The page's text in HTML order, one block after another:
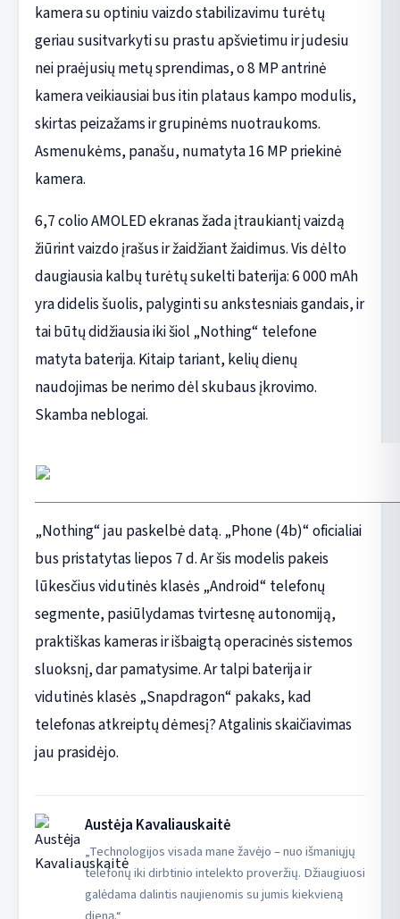
kamera su optiniu vaizdo stabilizavimu turėtų
geriau susitvarkyti su prastu apšvietimu ir judesiu
nei praėjusių metų sprendimas, o 8 MP antrinė
kamera veikiausiai bus itin plataus kampo modulis,
skirtas peizažams ir grupinėms nuotraukoms.
Asmenukėms, panašu, numatyta 16 MP priekinė
kamera.
6,7 colio AMOLED ekranas žada įtraukiantį vaizdą
žiūrint vaizdo įrašus ir žaidžiant žaidimus. Vis dėlto
daugiausia kalbų turėtų sukelti baterija: 6 000 mAh
yra didelis šuolis, palyginti su ankstesniais gandais, ir
tai būtų didžiausia iki šiol „Nothing“ telefone
matyta baterija. Kitaip tariant, kelių dienų
naudojimas be nerimo dėl skubaus įkrovimo.
Skamba neblogai.
„Nothing“ jau paskelbė datą. „Phone (4b)“ oficialiai
bus pristatytas liepos 7 d. Ar šis modelis pakeis
lūkesčius vidutinės klasės „Android“ telefonų
segmente, pasiūlydamas tvirtesnę autonomiją,
praktiškas kameras ir išbaigtą operacinės sistemos
sluoksnį, dar pamatysime. Ar talpi baterija ir
vidutinės klasės „Snapdragon“ pakaks, kad
telefonas atkreiptų dėmesį? Atgalinis skaičiavimas
jau prasidėjo.
Austėja Kavaliauskaitė
„Technologijos visada mane žavėjo – nuo išmaniųjų
telefonų iki dirbtinio intelekto proveržių. Džiaugiuosi
galėdama dalintis naujienomis su jumis kiekvieną